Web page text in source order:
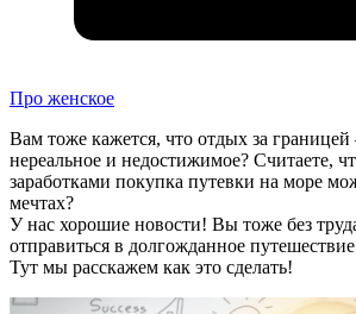
Про женское
Вам тоже кажется, что отдых за границей
нереальное и недостижимое? Считаете,
заработками покупка путевки на море
мечтах?
У нас хорошие новости! Вы тоже без
отправиться в долгожданное
Тут мы расскажем как это сделать!